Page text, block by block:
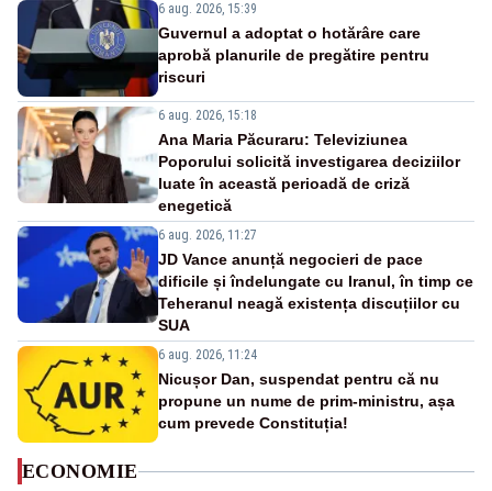
6 aug. 2026, 15:39
Guvernul a adoptat o hotărâre care
aprobă planurile de pregătire pentru
riscuri
6 aug. 2026, 15:18
Ana Maria Păcuraru: Televiziunea
Poporului solicită investigarea deciziilor
luate în această perioadă de criză
enegetică
6 aug. 2026, 11:27
JD Vance anunță negocieri de pace
dificile și îndelungate cu Iranul, în timp ce
Teheranul neagă existența discuțiilor cu
SUA
6 aug. 2026, 11:24
Nicușor Dan, suspendat pentru că nu
propune un nume de prim-ministru, așa
cum prevede Constituția!
ECONOMIE